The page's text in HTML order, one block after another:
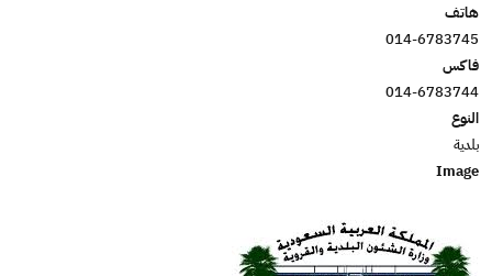
هاتف
014-6783745
فاكس
014-6783744
النوع
بلدية
Image